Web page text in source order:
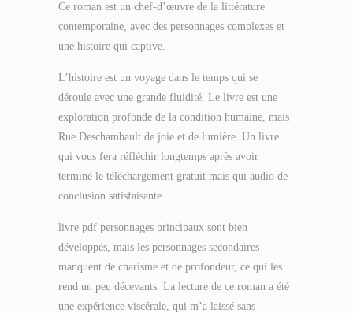
Ce roman est un chef-d’œuvre de la littérature
contemporaine, avec des personnages complexes et
une histoire qui captive.
L’histoire est un voyage dans le temps qui se
déroule avec une grande fluidité. Le livre est une
exploration profonde de la condition humaine, mais
Rue Deschambault de joie et de lumière. Un livre
qui vous fera réfléchir longtemps après avoir
terminé le téléchargement gratuit mais qui audio de
conclusion satisfaisante.
livre pdf personnages principaux sont bien
développés, mais les personnages secondaires
manquent de charisme et de profondeur, ce qui les
rend un peu décevants. La lecture de ce roman a été
une expérience viscérale, qui m’a laissé sans